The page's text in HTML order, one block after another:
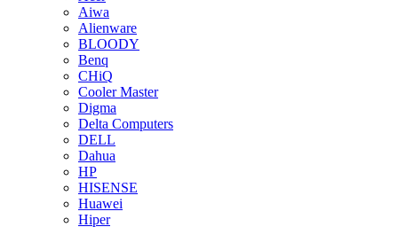
Aiwa
Alienware
BLOODY
Benq
CHiQ
Cooler Master
Digma
Delta Computers
DELL
Dahua
HP
HISENSE
Huawei
Hiper